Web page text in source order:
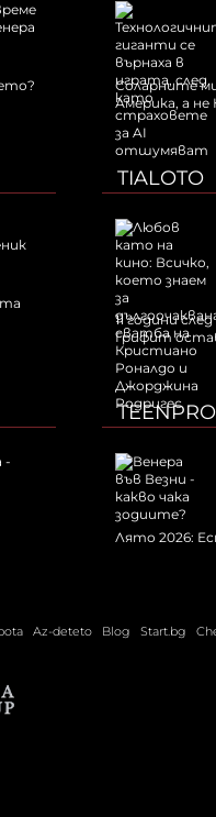
Соларните
Америка, а
TIALOTO
11 години
Грифит
-
Лято 2026:
Az-deteto Blog Start.bg